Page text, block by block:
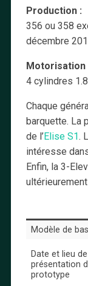
Production :
356 ou 358
décembre
Motorisation
4 cylindres
Chaque
barquette. La
de l’Elise S1.
intéresse
Enfin, la 3-
ultérieurement
Modèle de
Date et lieu de
présentation
prototype